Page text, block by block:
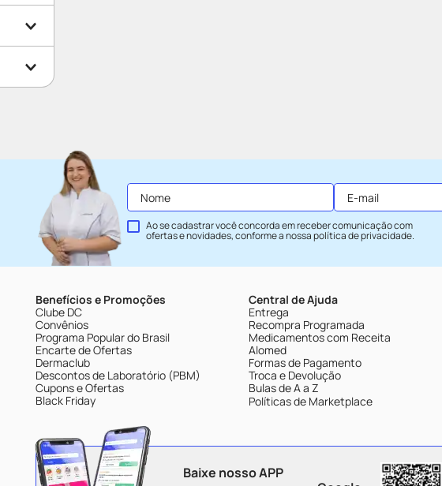
Ao se cadastrar você concorda em receber comunicação com
ofertas e novidades, conforme a nossapolítica de privacidade.
Benefícios e Promoções
Clube DC
Convênios
Programa Popular do Brasil
Encarte de Ofertas
Dermaclub
Descontos de Laboratório (PBM)
Cupons e Ofertas
Black Friday
Central de Ajuda
Entrega
Recompra Programada
Medicamentos com Receita
Alomed
Formas de Pagamento
Troca e Devolução
Bulas de A a Z
Políticas de Marketplace
Baixe nosso APP